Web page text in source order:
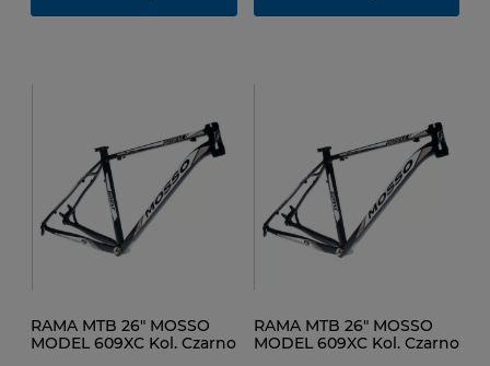
RAMA MTB 26" MOSSO
MODEL 609XC Kol. Czarno
RAMA MTB 26" MOSSO
MODEL 609XC Kol. Czarno